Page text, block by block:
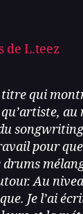
titre qui
au
pour
drums
Au
Je l’ai